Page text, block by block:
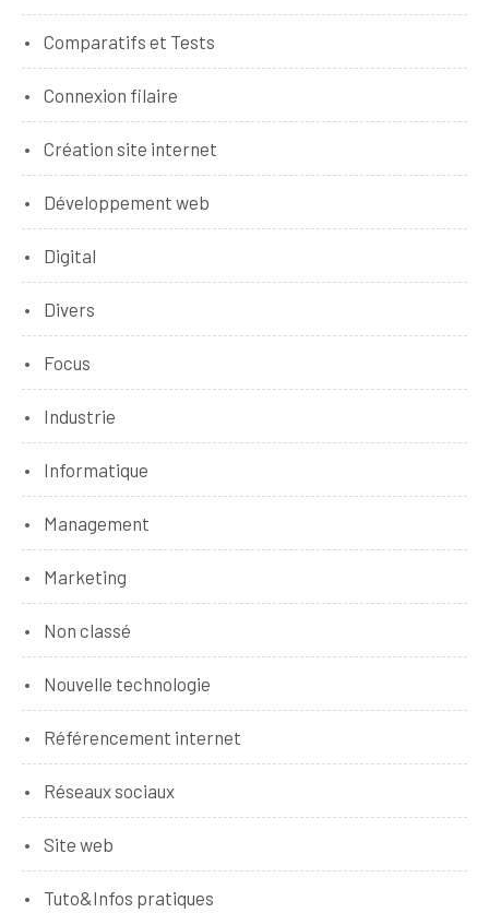
Comparatifs et Tests
Connexion filaire
Création site internet
Développement web
Digital
Divers
Focus
Industrie
Informatique
Management
Marketing
Non classé
Nouvelle technologie
Référencement internet
Réseaux sociaux
Site web
Tuto&Infos pratiques